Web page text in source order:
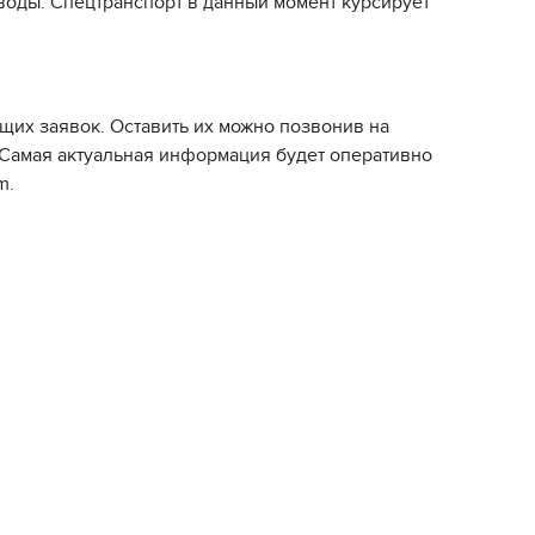
заявок. Оставить их можно позвонив на
актуальная информация будет оперативно